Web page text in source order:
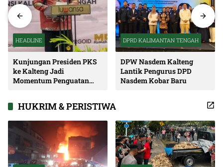
HEADLINE
Kunjungan Presiden PKS
ke Kalteng Jadi
Momentum Penguatan
DPRD KALIMANTAN TENGAH
DPW Nasdem Kalteng
Lantik Pengurus DPD
Nasdem Kobar Baru
HUKRIM & PERISTIWA